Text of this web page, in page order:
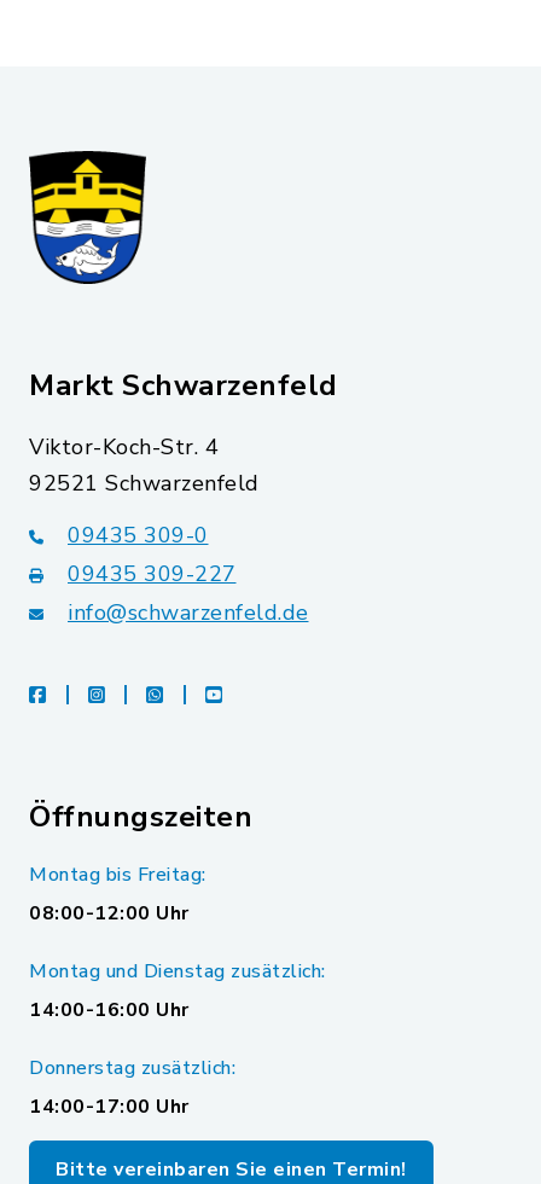
Markt Schwarzenfeld
Viktor-Koch-Str. 4
92521 Schwarzenfeld
09435 309-0
09435 309-227
info@schwarzenfeld.de
facebookinstagramwhatsappyoutube
Öffnungszeiten
Montag bis Freitag:
08:00-12:00 Uhr
Montag und Dienstag zusätzlich:
14:00-16:00 Uhr
Donnerstag zusätzlich:
14:00-17:00 Uhr
Bitte vereinbaren Sie einen Termin!